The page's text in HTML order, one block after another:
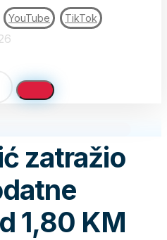
YouTube TikTok
zatražio
1,80 KM